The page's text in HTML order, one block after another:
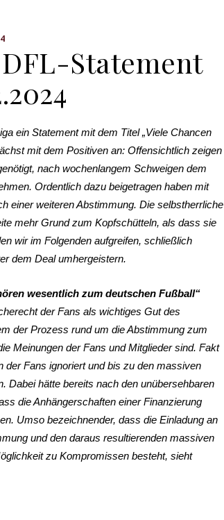
Statement
ein Statement mit dem Titel „Viele Chancen
mit dem Positiven an: Offensichtlich zeigen
nach wochenlangem Schweigen dem
Ordentlich dazu beigetragen haben mit
einer weiteren Abstimmung. Die selbstherrliche
mehr Grund zum Kopfschütteln, als dass sie
wir im Folgenden aufgreifen, schließlich
dem Deal umhergeistern.
wesentlich zum deutschen Fußball“
der Fans als wichtiges Gut des
der Prozess rund um die Abstimmung zum
Meinungen der Fans und Mitglieder sind. Fakt
Fans ignoriert und bis zu den massiven
Dabei hätte bereits nach den unübersehbaren
die Anhängerschaften einer Finanzierung
Umso bezeichnender, dass die Einladung an
und den daraus resultierenden massiven
zu Kompromissen besteht, sieht